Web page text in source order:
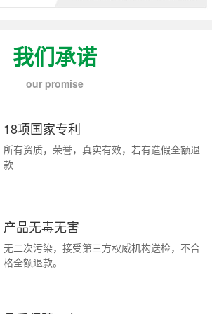
我们承诺
our promise
18项国家专利
所有资质，荣誉，真实有效，若有造假全额退
款
产品无毒无害
无二次污染，接受第三方权威机构送检，不合
格全额退款。